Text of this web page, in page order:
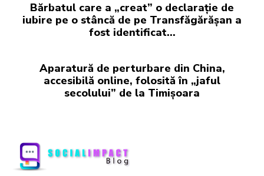
Bărbatul care a „creat” o declarație de
iubire pe o stâncă de pe Transfăgărășan a
fost identificat…
Aparatură de perturbare din China,
accesibilă online, folosită în „jaful
secolului” de la Timișoara